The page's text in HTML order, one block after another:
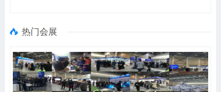
热门会展